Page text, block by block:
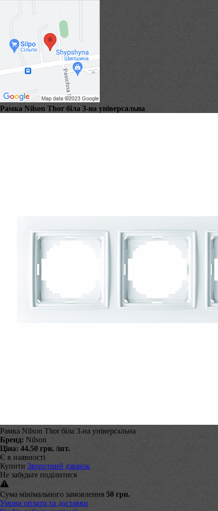
Рамка Nilson Thor біла 3-на універсальна
Рамка Nilson Thor біла 3-на універсальна
Бренд: Nilson
Ціна: 44.50 грн. /шт.
Є в наявності
Купити Зворотний дзвінок
Не забудьте поділитися
Сума мінімального замовлення 50 грн.
Умови оплати та доставки